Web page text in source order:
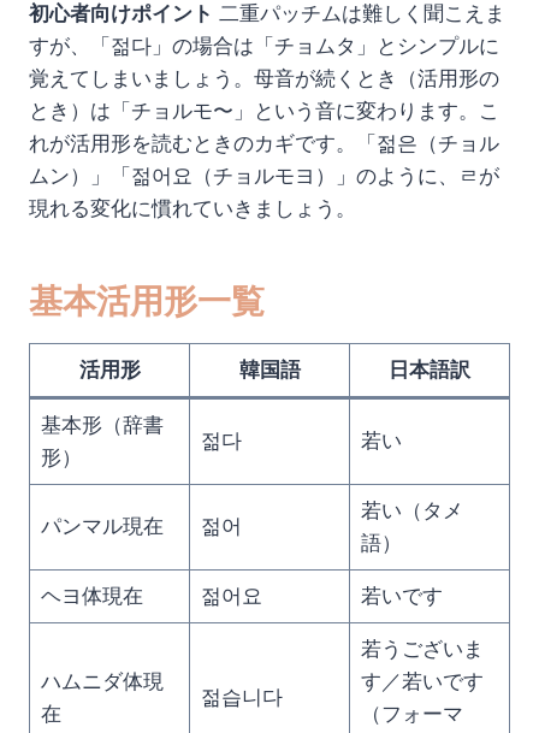
初心者向けポイント 二重パッチムは難しく聞こえま
すが、「젊다」の場合は「チョムタ」とシンプルに
覚えてしまいましょう。母音が続くとき（活用形の
とき）は「チョルモ〜」という音に変わります。こ
れが活用形を読むときのカギです。「젊은（チョル
ムン）」「젊어요（チョルモヨ）」のように、ㄹが
現れる変化に慣れていきましょう。
基本活用形一覧
活用形 韓国語 日本語訳
基本形（辞書
形）
젊다 若い
パンマル現在 젊어
若い（タメ
語）
ヘヨ体現在 젊어요 若いです
ハムニダ体現
在
젊습니다
若うございま
す／若いです
（フォーマ